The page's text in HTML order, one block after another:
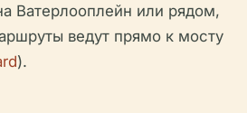
Ватерлооплейн или рядом,
ведут прямо к мосту
).